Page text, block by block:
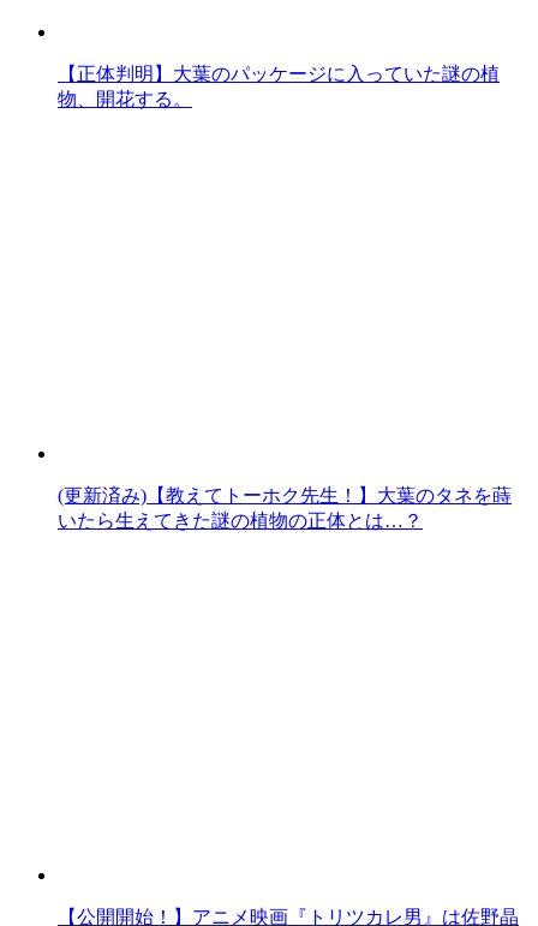
【正体判明】大葉のパッケージに入っていた謎の植
物、開花する。
(更新済み)【教えてトーホク先生！】大葉のタネを蒔
いたら生えてきた謎の植物の正体とは…？
【公開開始！】アニメ映画『トリツカレ男』は佐野晶